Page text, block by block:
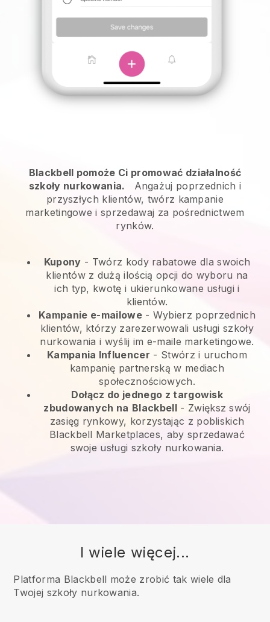
Blackbell pomoże Ci promować działalność
szkoły nurkowania.
Angażuj poprzednich i
przyszłych klientów, twórz kampanie
marketingowe i sprzedawaj za pośrednictwem
rynków.
Kupony - Twórz kody rabatowe dla swoich
klientów z dużą ilością opcji do wyboru na
ich typ, kwotę i ukierunkowane usługi i
klientów.
Kampanie e-mailowe- Wybierz poprzednich
klientów, którzy zarezerwowali usługi szkoły
nurkowania i wyślij im e-maile marketingowe.
Kampania Influencer - Stwórz i uruchom
kampanię partnerską w mediach
społecznościowych.
Dołącz do jednego z targowisk
zbudowanych na Blackbell- Zwiększ swój
zasięg rynkowy, korzystając z pobliskich
Blackbell Marketplaces, aby sprzedawać
swoje usługi szkoły nurkowania.
I wiele więcej...
Platforma Blackbell może zrobić tak wiele dla
Twojej szkoły nurkowania.